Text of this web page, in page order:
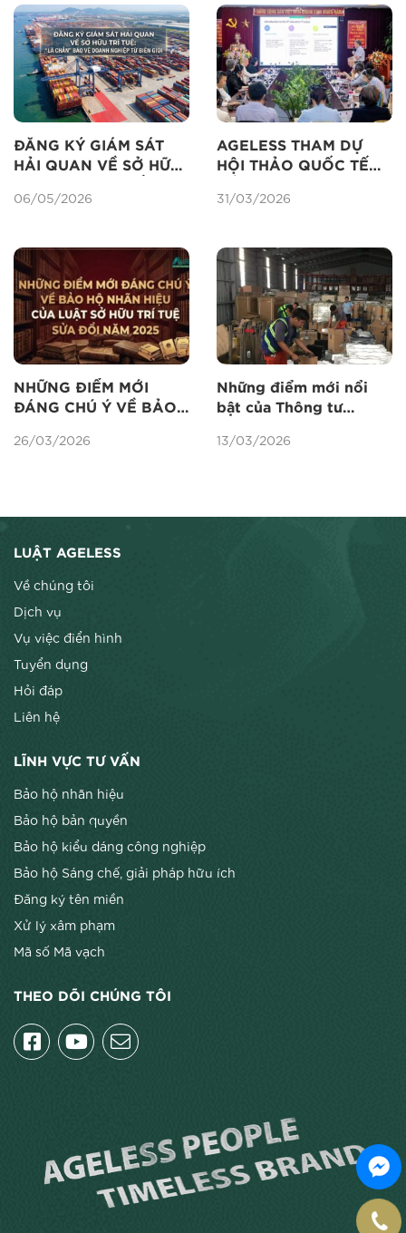
ĐĂNG KÝ GIÁM SÁT
HẢI QUAN VỀ SỞ HỮU
BẢO VỆ DOANH
06/05/2026
AGELESS THAM DỰ
HỘI THẢO QUỐC TẾ
TRÍ TUỆ
31/03/2026
NHỮNG ĐIỂM MỚI
ĐÁNG CHÚ Ý VỀ BẢO
LUẬT SỞ HỮU TRÍ TUỆ
26/03/2026
Những điểm mới nổi
bật của Thông tư
kiểm tra, Giám sát Hải
13/03/2026
LUẬT AGELESS
Về chúng tôi
Dịch vụ
Vụ việc điển hình
Tuyển dụng
Hỏi đáp
Liên hệ
LĨNH VỰC TƯ VẤN
Bảo hộ nhãn hiệu
Bảo hộ bản quyền
Bảo hộ kiểu dáng công nghiệp
Bảo hộ Sáng chế, giải pháp hữu ích
Đăng ký tên miền
Xử lý xâm phạm
Mã số Mã vạch
THEO DÕI CHÚNG TÔI